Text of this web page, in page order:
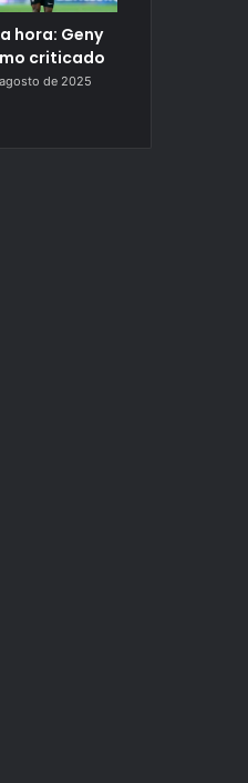
hora: Geny
criticado
de 2025